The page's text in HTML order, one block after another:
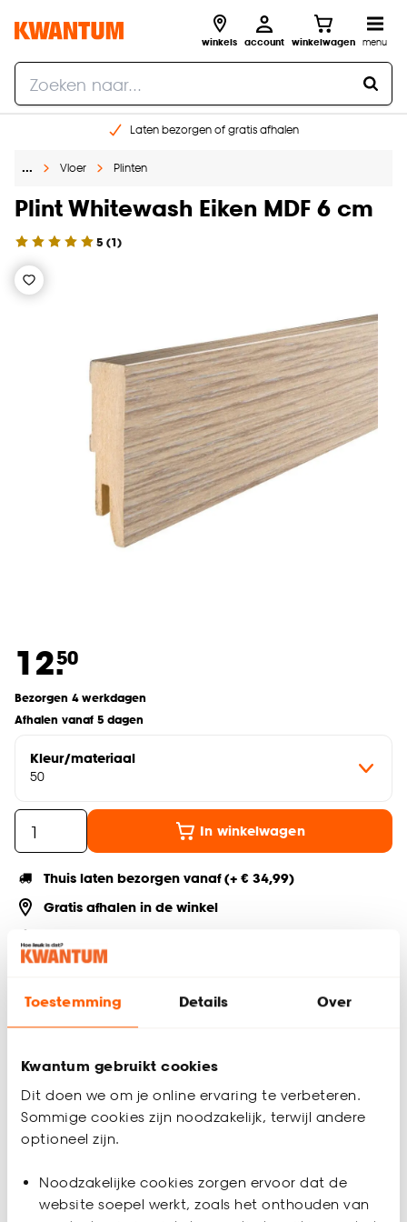
Toestemming Details Over
Kwantum gebruikt cookies
Dit doen we om je online ervaring te verbeteren.
Sommige cookies zijn noodzakelijk, terwijl andere
optioneel zijn.
Noodzakelijke cookies zorgen ervoor dat de
website soepel werkt, zoals het onthouden van
winkels account winkelwagen menu
Laten bezorgen of gratis afhalen
Gratis raam advies en opmeten aan huis
… Vloer Plinten
Plint Whitewash Eiken MDF 6 cm
5 (1)
12.50
Bezorgen 4 werkdagen
Afhalen vanaf 5 dagen
Kleur/materiaal
50
In winkelwagen
Thuis laten bezorgen vanaf (+ € 34,99)
Gratis afhalen in de winkel
Productomschrijving
Eikenhouten plint van MDF. Lengte: 240 cm. Dikte: 1.3 cm.
Kleur: whitewash.
Productspecificaties
Artikelnummer 0128504